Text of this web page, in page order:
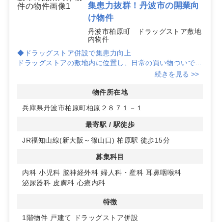
集患力抜群！丹波市の開業向
け物件
丹波市柏原町 ドラッグストア敷地
内物件
◆ドラッグストア併設で集患力向上
ドラッグストアの敷地内に位置し、日常の買い物ついでに
建築プランの自由度が高く、クリニックのニーズに合わせ
す。
◆広々とした共有駐車場
来院に便利です。詳細はお問い合わせください。
続きを見る >>
物件所在地
兵庫県丹波市柏原町柏原２８７１－１
最寄駅 / 駅徒歩
JR福知山線(新大阪～篠山口) 柏原駅 徒歩15分
募集科目
内科 小児科 脳神経外科 婦人科・産科 耳鼻咽喉科
泌尿器科 皮膚科 心療内科
特徴
1階物件 戸建て ドラッグストア併設